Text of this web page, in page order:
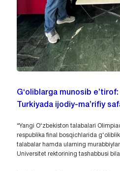
G‘oliblarga munosib e’tirof:
Turkiyada ijodiy-ma’rifiy
“Yangi O‘zbekiston talabalari
respublika final bosqichlarida
talabalar hamda ularning
Universitet rektorining tashabbusi